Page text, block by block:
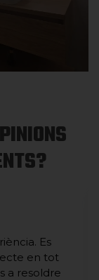
Es
en tot
a resoldre